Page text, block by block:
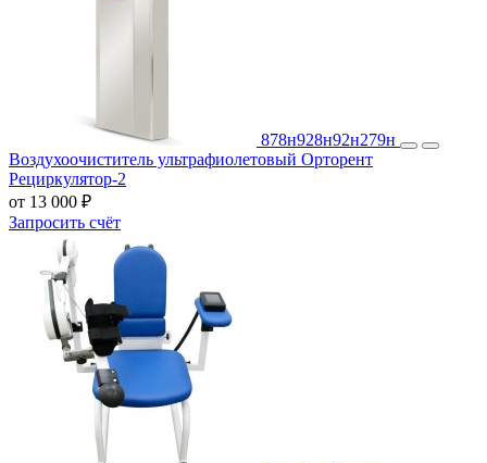
878н928н92н279н
Воздухоочиститель ультрафиолетовый Орторент
Рециркулятор-2
от 13 000 ₽
Запросить счёт